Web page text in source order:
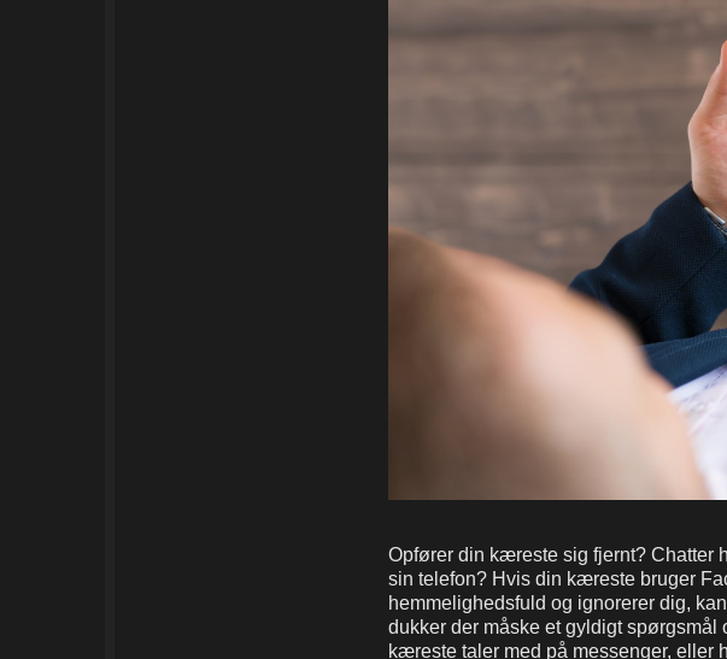
Opfører din kæreste sig fjernt? Chatter
sin telefon? Hvis din kæreste bruger
hemmelighedsfuld og ignorerer dig,
dukker der måske et gyldigt spørgsmål
kæreste taler med på messenger, eller